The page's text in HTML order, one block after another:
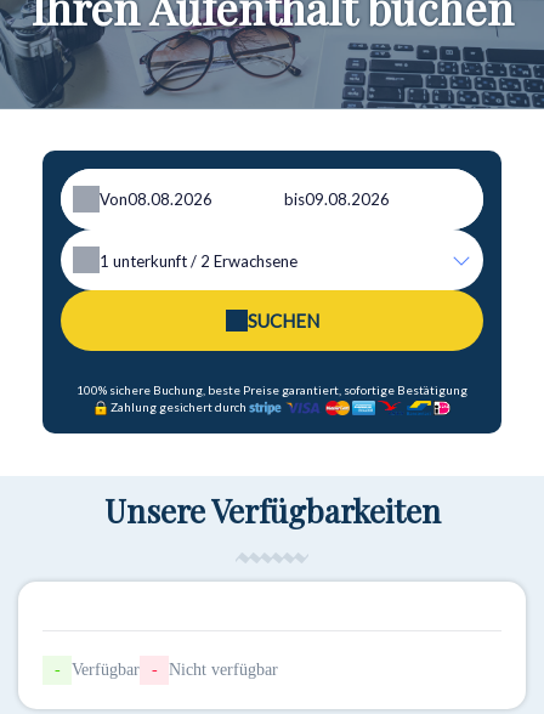
Von bis
1 unterkunft / 2 Erwachsene
SUCHEN
100% sichere Buchung, beste Preise garantiert, sofortige Bestätigung
Zahlung gesichert durch
Unsere Verfügbarkeiten
- Verfügbar - Nicht verfügbar